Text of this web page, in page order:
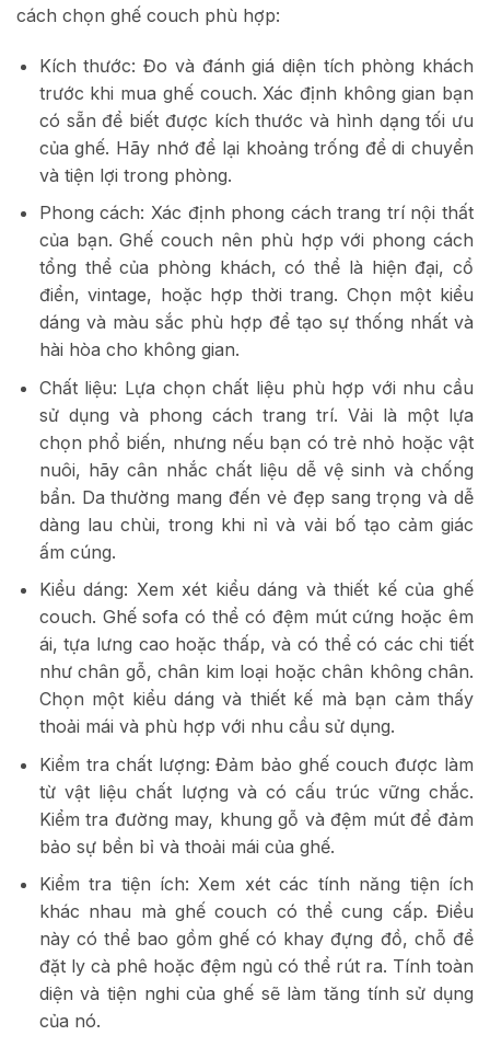
cách chọn ghế couch phù hợp:
Kích thước: Đo và đánh giá diện tích phòng khách
trước khi mua ghế couch. Xác định không gian bạn
có sẵn để biết được kích thước và hình dạng tối ưu
của ghế. Hãy nhớ để lại khoảng trống để di chuyển
và tiện lợi trong phòng.
Phong cách: Xác định phong cách trang trí nội thất
của bạn. Ghế couch nên phù hợp với phong cách
tổng thể của phòng khách, có thể là hiện đại, cổ
điển, vintage, hoặc hợp thời trang. Chọn một kiểu
dáng và màu sắc phù hợp để tạo sự thống nhất và
hài hòa cho không gian.
Chất liệu: Lựa chọn chất liệu phù hợp với nhu cầu
sử dụng và phong cách trang trí. Vải là một lựa
chọn phổ biến, nhưng nếu bạn có trẻ nhỏ hoặc vật
nuôi, hãy cân nhắc chất liệu dễ vệ sinh và chống
bẩn. Da thường mang đến vẻ đẹp sang trọng và dễ
dàng lau chùi, trong khi nỉ và vải bố tạo cảm giác
ấm cúng.
Kiểu dáng: Xem xét kiểu dáng và thiết kế của ghế
couch. Ghế sofa có thể có đệm mút cứng hoặc êm
ái, tựa lưng cao hoặc thấp, và có thể có các chi tiết
như chân gỗ, chân kim loại hoặc chân không chân.
Chọn một kiểu dáng và thiết kế mà bạn cảm thấy
thoải mái và phù hợp với nhu cầu sử dụng.
Kiểm tra chất lượng: Đảm bảo ghế couch được làm
từ vật liệu chất lượng và có cấu trúc vững chắc.
Kiểm tra đường may, khung gỗ và đệm mút để đảm
bảo sự bền bỉ và thoải mái của ghế.
Kiểm tra tiện ích: Xem xét các tính năng tiện ích
khác nhau mà ghế couch có thể cung cấp. Điều
này có thể bao gồm ghế có khay đựng đồ, chỗ để
đặt ly cà phê hoặc đệm ngủ có thể rút ra. Tính toàn
diện và tiện nghi của ghế sẽ làm tăng tính sử dụng
của nó.